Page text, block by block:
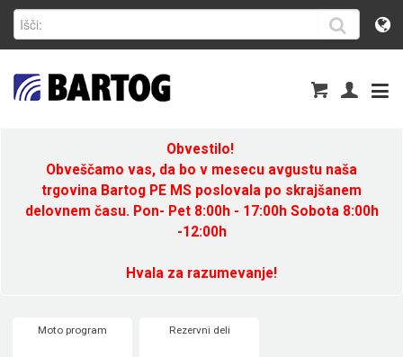
Obvestilo!
Obveščamo vas, da bo v mesecu avgustu naša
trgovina Bartog PE MS poslovala po skrajšanem
delovnem času. Pon- Pet 8:00h - 17:00h Sobota 8:00h
-12:00h
Hvala za razumevanje!
Moto program Rezervni deli